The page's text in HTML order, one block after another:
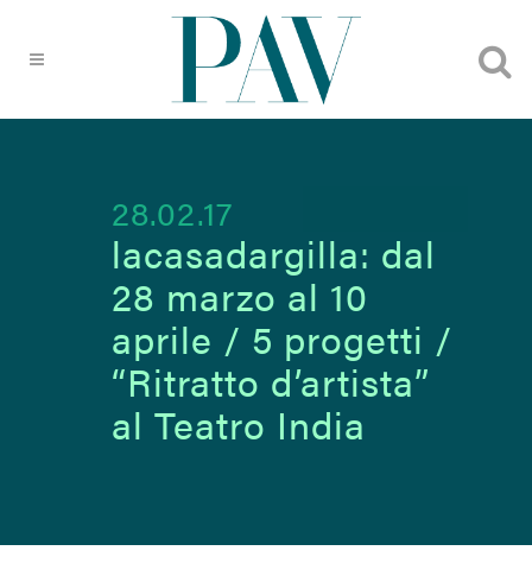
28.02.17
lacasadargilla: dal
28 marzo al 10
aprile / 5 progetti /
“Ritratto d’artista”
al Teatro India